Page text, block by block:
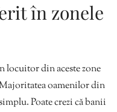
în zonele
locuitor din aceste zone
Majoritatea oamenilor din
Poate crezi că banii